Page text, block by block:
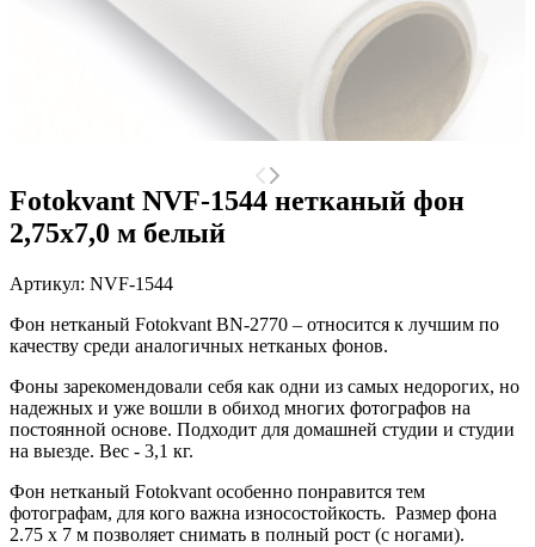
Fotokvant NVF-1544 нетканый фон
2,75х7,0 м белый
Артикул: NVF-1544
Фон нетканый Fotokvant BN-2770 – относится к лучшим по
качеству среди аналогичных нетканых фонов.
Фоны зарекомендовали себя как одни из самых недорогих, но
надежных и уже вошли в обиход многих фотографов на
постоянной основе. Подходит для домашней студии и студии
на выезде. Вес - 3,1 кг.
Фон нетканый Fotokvant особенно понравится тем
фотографам, для кого важна износостойкость. Размер фона
2.75 х 7 м позволяет снимать в полный рост (с ногами).